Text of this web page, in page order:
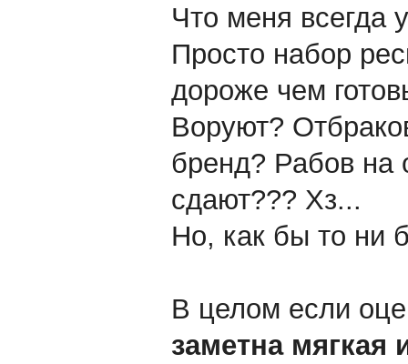
Что меня всегда
Просто набор
дороже чем
Воруют?
бренд? Рабов на
сдают??? Хз...
Но, как бы то ни
В целом если
заметна мягкая